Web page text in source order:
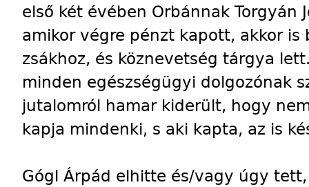
első két évében Orbánnak Torgyán
amikor végre pénzt kapott, akkor is
zsákhoz, és köznevetség tárgya
minden egészségügyi dolgozónak
jutalomról hamar kiderült, hogy
kapja mindenki, s aki kapta, az is
Gógl Árpád elhitte és/vagy úgy